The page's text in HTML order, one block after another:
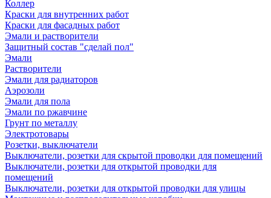
Коллер
Краски для внутренних работ
Краски для фасадных работ
Эмали и растворители
Защитный состав "сделай пол"
Эмали
Растворители
Эмали для радиаторов
Аэрозоли
Эмали для пола
Эмали по ржавчине
Грунт по металлу
Электротовары
Розетки, выключатели
Выключатели, розетки для скрытой проводки для помещений
Выключатели, розетки для открытой проводки для
помещений
Выключатели, розетки для открытой проводки для улицы